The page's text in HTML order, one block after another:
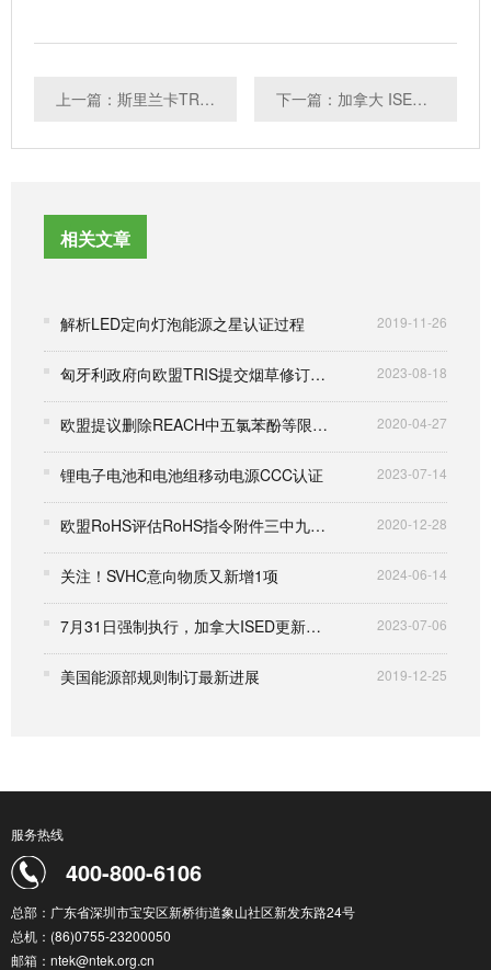
上一篇：斯里兰卡TRCSL收到疫情影响延迟发证 下一篇：加拿大 ISED 发布关于 6 GHz 频段免许可使用框架的决定
相关文章
解析LED定向灯泡能源之星认证过程 2019-11-26
匈牙利政府向欧盟TRIS提交烟草修订指令 2023-08-18
欧盟提议删除REACH中五氯苯酚等限制条款 2020-04-27
锂电子电池和电池组移动电源CCC认证 2023-07-14
欧盟RoHS评估RoHS指令附件三中九项豁免请求 2020-12-28
关注！SVHC意向物质又新增1项 2024-06-14
7月31日强制执行，加拿大ISED更新RSS-132 issue 4标准 2023-07-06
美国能源部规则制订最新进展 2019-12-25
服务热线
400-800-6106
总部：广东省深圳市宝安区新桥街道象山社区新发东路24号
总机：(86)0755-23200050
邮箱：ntek@ntek.org.cn